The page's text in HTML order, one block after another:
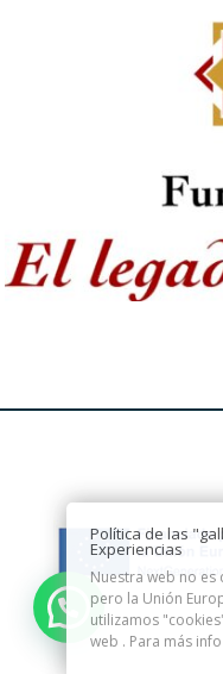
Política de las
Experiencias
Nuestra web no es
pero la Unión
utilizamos
web . Para más